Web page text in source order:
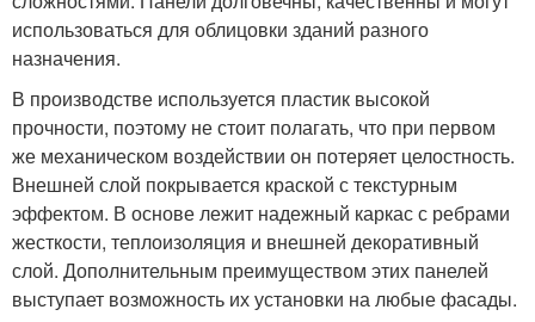
использоваться для облицовки зданий разного
назначения.
В производстве используется пластик высокой
прочности, поэтому не стоит полагать, что при первом
же механическом воздействии он потеряет целостность.
Внешней слой покрывается краской с текстурным
эффектом. В основе лежит надежный каркас с ребрами
жесткости, теплоизоляция и внешней декоративный
слой. Дополнительным преимуществом этих панелей
выступает возможность их установки на любые фасады.